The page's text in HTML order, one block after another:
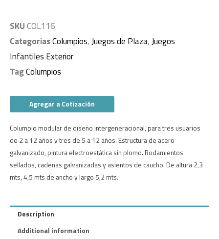
SKUCOL116
CategoriasColumpios,Juegos de Plaza,Juegos
Infantiles Exterior
TagColumpios
Agregar a Cotización
Columpio modular de diseño intergeneracional, para tres usuarios
de 2 a 12 años y tres de 5 a 12 años. Estructura de acero
galvanizado, pintura electroestática sin plomo. Rodamientos
sellados, cadenas galvanizadas y asientos de caucho. De altura 2,3
mts, 4,5 mts de ancho y largo 5,2 mts.
Description
Additional information